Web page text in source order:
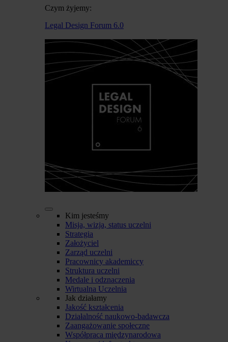
Czym żyjemy:
Legal Design Forum 6.0
Kim jesteśmy
Misja, wizja, status uczelni
Strategia
Założyciel
Zarząd uczelni
Pracownicy akademiccy
Struktura uczelni
Medale i odznaczenia
Wirtualna Uczelnia
Jak działamy
Jakość kształcenia
Działalność naukowo-badawcza
Zaangażowanie społeczne
Współpraca międzynarodowa